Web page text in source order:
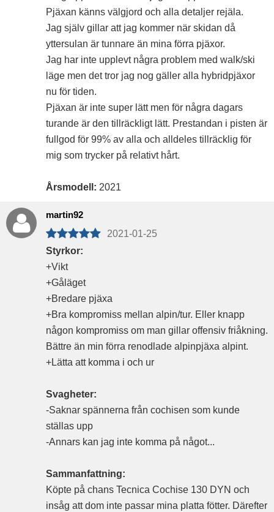
Pjäxan känns välgjord och alla detaljer rejäla.
Jag själv gillar att jag kommer när skidan då
yttersulan är tunnare än mina förra pjäxor.
Jag har inte upplevt några problem med walk/ski
läge men det tror jag nog gäller alla hybridpjäxor
nu för tiden.
Pjäxan är inte super lätt men för några dagars
turande är den tillräckligt lätt. Prestandan i pisten är
fullgod för 99% av alla och alldeles tillräcklig för
mig som trycker på relativt hårt.
Årsmodell: 2021
martin92
2021-01-25
Styrkor:
+Vikt
+Gåläget
+Bredare pjäxa
+Bra kompromiss mellan alpin/tur. Eller knapp
någon kompromiss om man gillar offensiv friåkning.
Bättre än min förra renodlade alpinpjäxa alpint.
+Lätta att komma i och ur
Svagheter:
-Saknar spännerna från cochisen som kunde
ställas upp
-Annars kan jag inte komma på något...
Sammanfattning:
Köpte på chans Tecnica Cochise 130 DYN och
insåg att dom inte passar mina platta fötter. Därefter